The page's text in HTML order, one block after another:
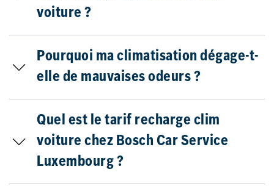
voiture ?
Pourquoi ma climatisation dégage-t-
elle de mauvaises odeurs ?
Quel est le tarif recharge clim
voiture chez Bosch Car Service
Luxembourg ?